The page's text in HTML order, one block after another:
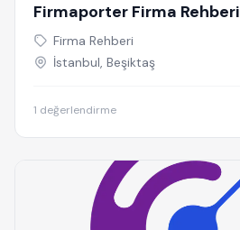
Firmaporter Firma Rehberi
Firma Rehberi
İstanbul, Beşiktaş
1 değerlendirme